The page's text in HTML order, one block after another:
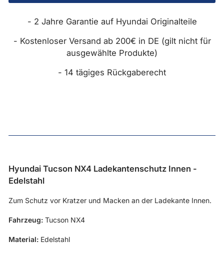
- 2 Jahre Garantie auf Hyundai Originalteile
- Kostenloser Versand ab 200€ in DE (gilt nicht für
ausgewählte Produkte)
- 14 tägiges Rückgaberecht
Hyundai Tucson NX4 Ladekantenschutz Innen -
Edelstahl
Zum Schutz vor Kratzer und Macken an der Ladekante Innen.
Fahrzeug: Tucson NX4
Material: Edelstahl